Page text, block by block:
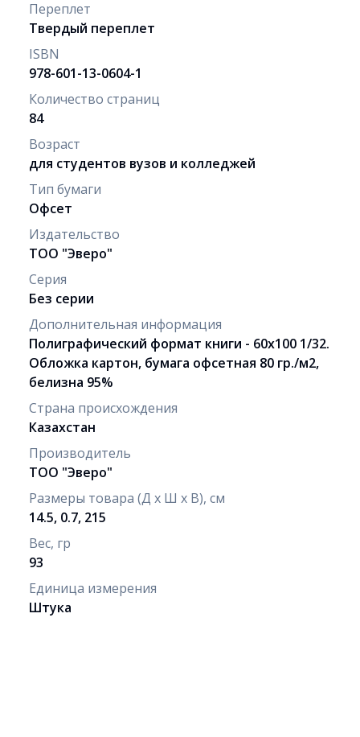
Переплет
Твердый переплет
ISBN
978-601-13-0604-1
Количество страниц
84
Возраст
для студентов вузов и колледжей
Тип бумаги
Офсет
Издательство
ТОО "Эверо"
Серия
Без серии
Дополнительная информация
Полиграфический формат книги - 60х100 1/32.
Обложка картон, бумага офсетная 80 гр./м2,
белизна 95%
Страна происхождения
Казахстан
Производитель
ТОО "Эверо"
Размеры товара (Д х Ш х В), см
14.5, 0.7, 215
Вес, гр
93
Единица измерения
Штука